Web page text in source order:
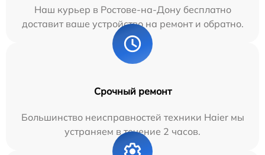
Наш курьер в Ростове-на-Дону бесплатно
доставит ваше устройство на ремонт и обратно.
Срочный ремонт
Большинство неисправностей техники Haier мы
устраняем в течение 2 часов.